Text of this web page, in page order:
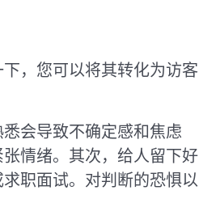
，您可以将其转化为访客
会导致不确定感和焦虑
情绪。其次，给人留下好
职面试。对判断的恐惧以